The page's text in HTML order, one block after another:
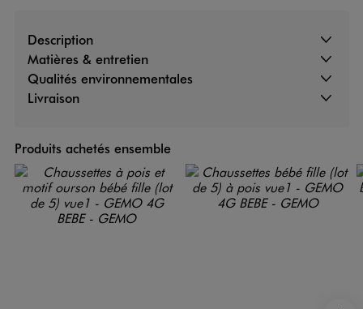
Description
Matières & entretien
Qualités environnementales
Livraison
Produits achetés ensemble